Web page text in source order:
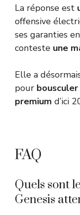
La réponse est
offensive
ses garanties
conteste une
Elle a
pour
premium d’ici
FAQ
Quels sont
Genesis